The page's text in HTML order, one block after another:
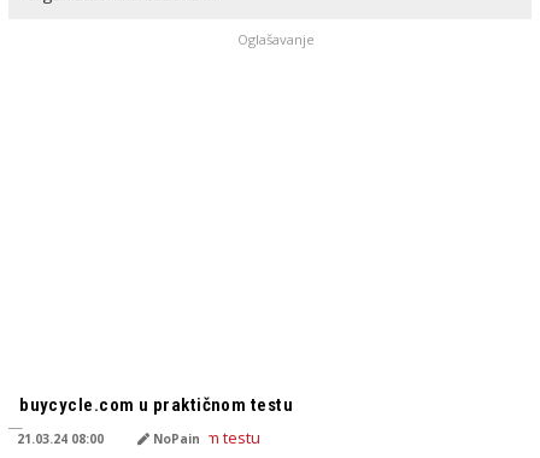
Oglašavanje
buycycle.com u praktičnom testu
21.03.24 08:00 NoPain